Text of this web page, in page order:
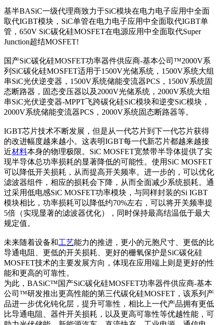
基半BASiC一级代理商致力于SiC模块在电力电子应用中全面
取代IGBT模块，SiC单管在电力电子应用中全面取代IGBT单
管，650V SiC碳化硅MOSFET在电源应用中全面取代Super
Junction超结MOSFET!
国产SiC碳化硅MOSFET功率器件供应商-基本公司™2000V系
列SiC碳化硅MOSFET适用于1500V光储系统，1500V系统大组
串SiC光伏逆变器，1500V系统储能变流器PCS，1500V系统固
态断路器，固态变压器以及2000V光储系统，2000V系统大组
串SiC光伏逆变器-MPPT飞跨碳化硅SiC模块和逆变SiC模块，
2000V系统储能变流器PCS，2000V系统固态断路器等。
IGBT芯片技术不断发展，但是从一代芯片到下一代芯片获得
的改进幅度越来越小。这表明IGBT每一代新芯片都越来越接
近材料本身的物理极限。SiC MOSFET宽禁带半导体提供了实
现半导体总功率损耗的显著降低的可能性。使用SiC MOSFET
可以降低开关损耗，从而提高开关频率。进一步的，可以优化
滤波器组件，相应的损耗会下降，从而全面减少系统损耗。通
过采用低电感SiC MOSFET功率模块，与同样封装的Si IGBT
模块相比，功率损耗可以降低约70%左右，可以将开关频率提
5倍（实现显著的滤波器优化），同时保持最高结温低于最大
规定值。
未来随着设备和工艺能力的推进，更小的元胞尺寸、更低的比
导通电阻、更低的开关损耗、更好的栅氧保护是SiC碳化硅
MOSFET技术的主要发展方向，体现在应用端上则是更好的性
能和更高的可靠性。
为此，BASiC™国产SiC碳化硅MOSFET功率器件供应商-基本
公司™研发推出更高性能的第三代碳化硅MOSFET，该系列产
品进一步优化钝化层，提升可靠性，相比上一代产品拥有更低
比导通电阻、器件开关损耗，以及更高可靠性等优越性能，可